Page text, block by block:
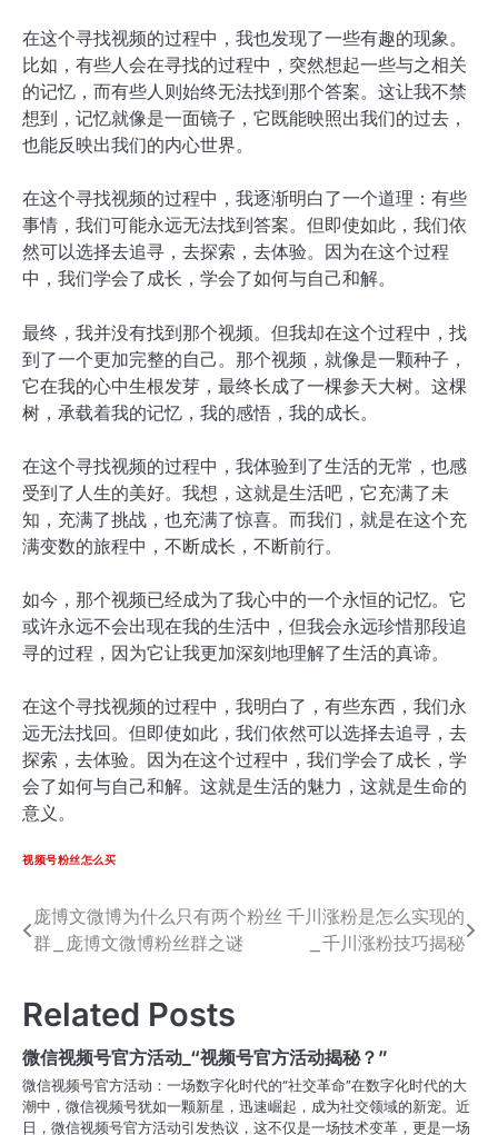
在这个寻找视频的过程中，我也发现了一些有趣的现象。
比如，有些人会在寻找的过程中，突然想起一些与之相关
的记忆，而有些人则始终无法找到那个答案。这让我不禁
想到，记忆就像是一面镜子，它既能映照出我们的过去，
也能反映出我们的内心世界。
在这个寻找视频的过程中，我逐渐明白了一个道理：有些
事情，我们可能永远无法找到答案。但即使如此，我们依
然可以选择去追寻，去探索，去体验。因为在这个过程
中，我们学会了成长，学会了如何与自己和解。
最终，我并没有找到那个视频。但我却在这个过程中，找
到了一个更加完整的自己。那个视频，就像是一颗种子，
它在我的心中生根发芽，最终长成了一棵参天大树。这棵
树，承载着我的记忆，我的感悟，我的成长。
在这个寻找视频的过程中，我体验到了生活的无常，也感
受到了人生的美好。我想，这就是生活吧，它充满了未
知，充满了挑战，也充满了惊喜。而我们，就是在这个充
满变数的旅程中，不断成长，不断前行。
如今，那个视频已经成为了我心中的一个永恒的记忆。它
或许永远不会出现在我的生活中，但我会永远珍惜那段追
寻的过程，因为它让我更加深刻地理解了生活的真谛。
在这个寻找视频的过程中，我明白了，有些东西，我们永
远无法找回。但即使如此，我们依然可以选择去追寻，去
探索，去体验。因为在这个过程中，我们学会了成长，学
会了如何与自己和解。这就是生活的魅力，这就是生命的
意义。
视频号粉丝怎么买
文
章
导
航
庞博文微博为什么只有两个粉丝
群_庞博文微博粉丝群之谜
千川涨粉是怎么实现的
_千川涨粉技巧揭秘
Related Posts
微信视频号官方活动_“视频号官方活动揭秘？”
微信视频号官方活动：一场数字化时代的“社交革命”在数字化时代的大
潮中，微信视频号犹如一颗新星，迅速崛起，成为社交领域的新宠。近
日，微信视频号官方活动引发热议，这不仅是一场技术变革，更是一场